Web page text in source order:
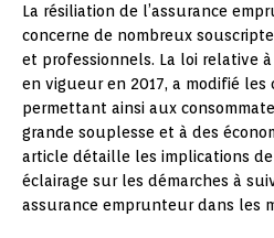
La résiliation de l’assurance
concerne de nombreux
et professionnels. La loi relative
en vigueur en 2017, a modifié les
permettant ainsi aux
grande souplesse et à des
article détaille les implications
éclairage sur les démarches à
assurance emprunteur dans les